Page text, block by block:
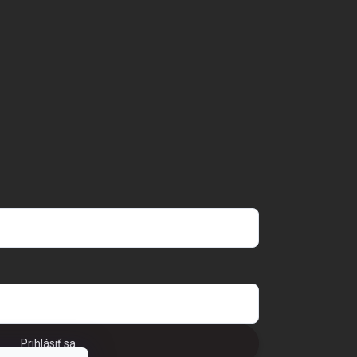
Prihlásiť sa